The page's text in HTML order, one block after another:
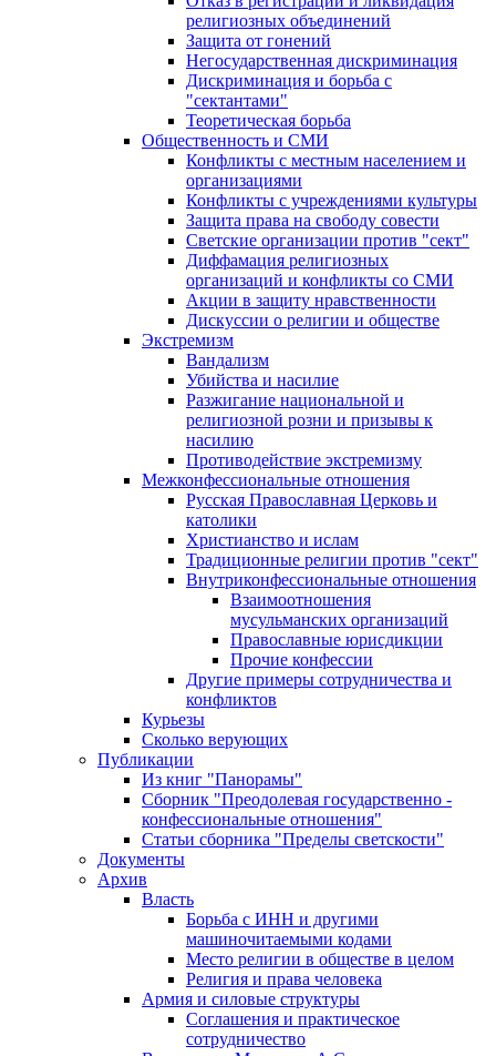
религиозных объединений
Защита от гонений
Негосударственная дискриминация
Дискриминация и борьба с
"сектантами"
Теоретическая борьба
Общественность и СМИ
Конфликты с местным населением и
организациями
Конфликты с учреждениями культуры
Защита права на свободу совести
Светские организации против "сект"
Диффамация религиозных
организаций и конфликты со СМИ
Акции в защиту нравственности
Дискуссии о религии и обществе
Экстремизм
Вандализм
Убийства и насилие
Разжигание национальной и
религиозной розни и призывы к
насилию
Противодействие экстремизму
Межконфессиональные отношения
Русская Православная Церковь и
католики
Христианство и ислам
Традиционные религии против "сект"
Внутриконфессиональные отношения
Взаимоотношения
мусульманских организаций
Православные юрисдикции
Прочие конфессии
Другие примеры сотрудничества и
конфликтов
Курьезы
Сколько верующих
Публикации
Из книг "Панорамы"
Сборник "Преодолевая государственно -
конфессиональные отношения"
Статьи сборника "Пределы светскости"
Документы
Архив
Власть
Борьба с ИНН и другими
машиночитаемыми кодами
Место религии в обществе в целом
Религия и права человека
Армия и силовые структуры
Соглашения и практическое
сотрудничество